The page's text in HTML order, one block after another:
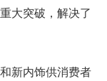
大突破，解决了
新内饰供消费者